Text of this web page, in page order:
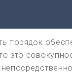
порядок
это